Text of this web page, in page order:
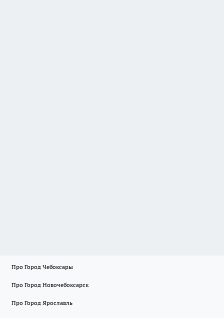
Про Город Чебоксары
Про Город Новочебоксарск
Про Город Ярославль